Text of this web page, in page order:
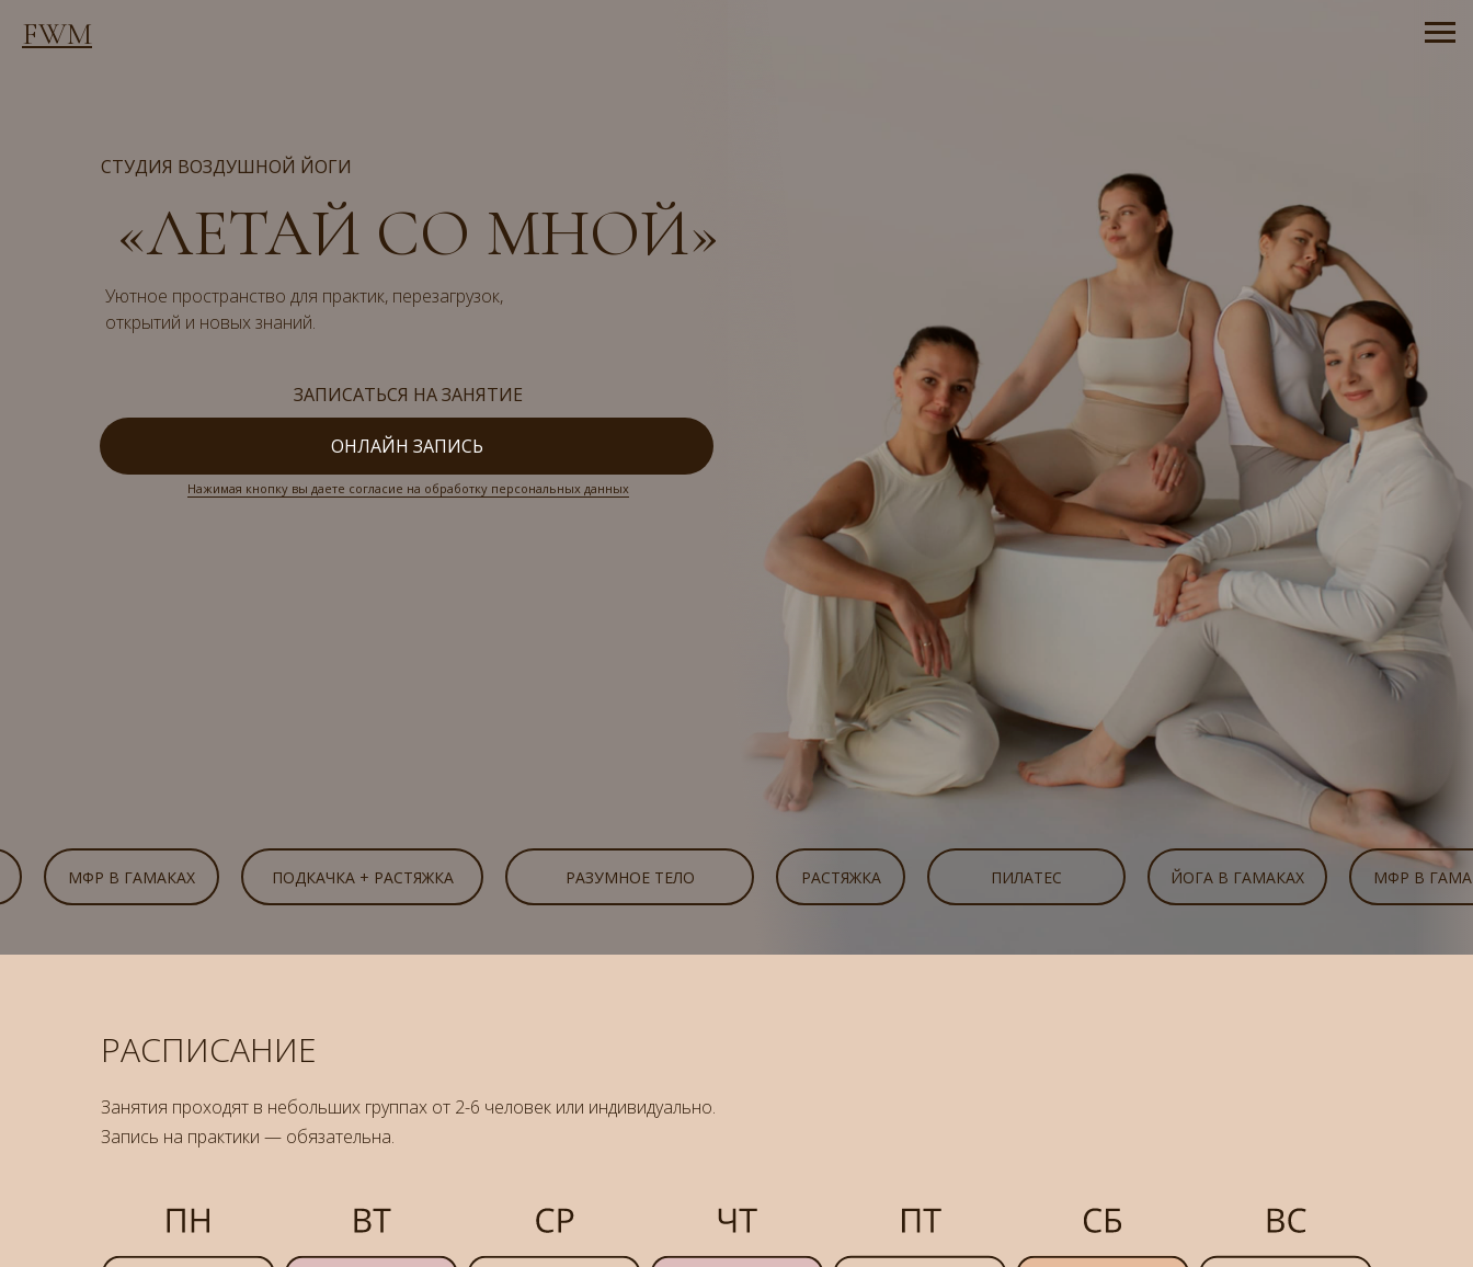
ЙОГА В ГАМАКАХ
РАСТЯЖКА МФР В
МФР В ГАМАКАХ ПИЛАТЕС
РАЗУМНОЕ ТЕЛО
ПОДКАЧКА + РАСТЯЖКА
ЗАПИСАТЬСЯ НА ЗАНЯТИЕ
СТУДИЯ ВОЗДУШНОЙ ЙОГИ
Уютное пространство для практик, перезагрузок,
открытий и новых знаний.
ОНЛАЙН ЗАПИСЬ
Нажимая кнопку вы даете согласие на обработку персональных данных
«ЛЕТАЙ СО МНОЙ»
FWM
РАСПИСАНИЕ
Занятия проходят в небольших группах от 2-6 человек или индивидуально.
Запись на практики — обязательна.